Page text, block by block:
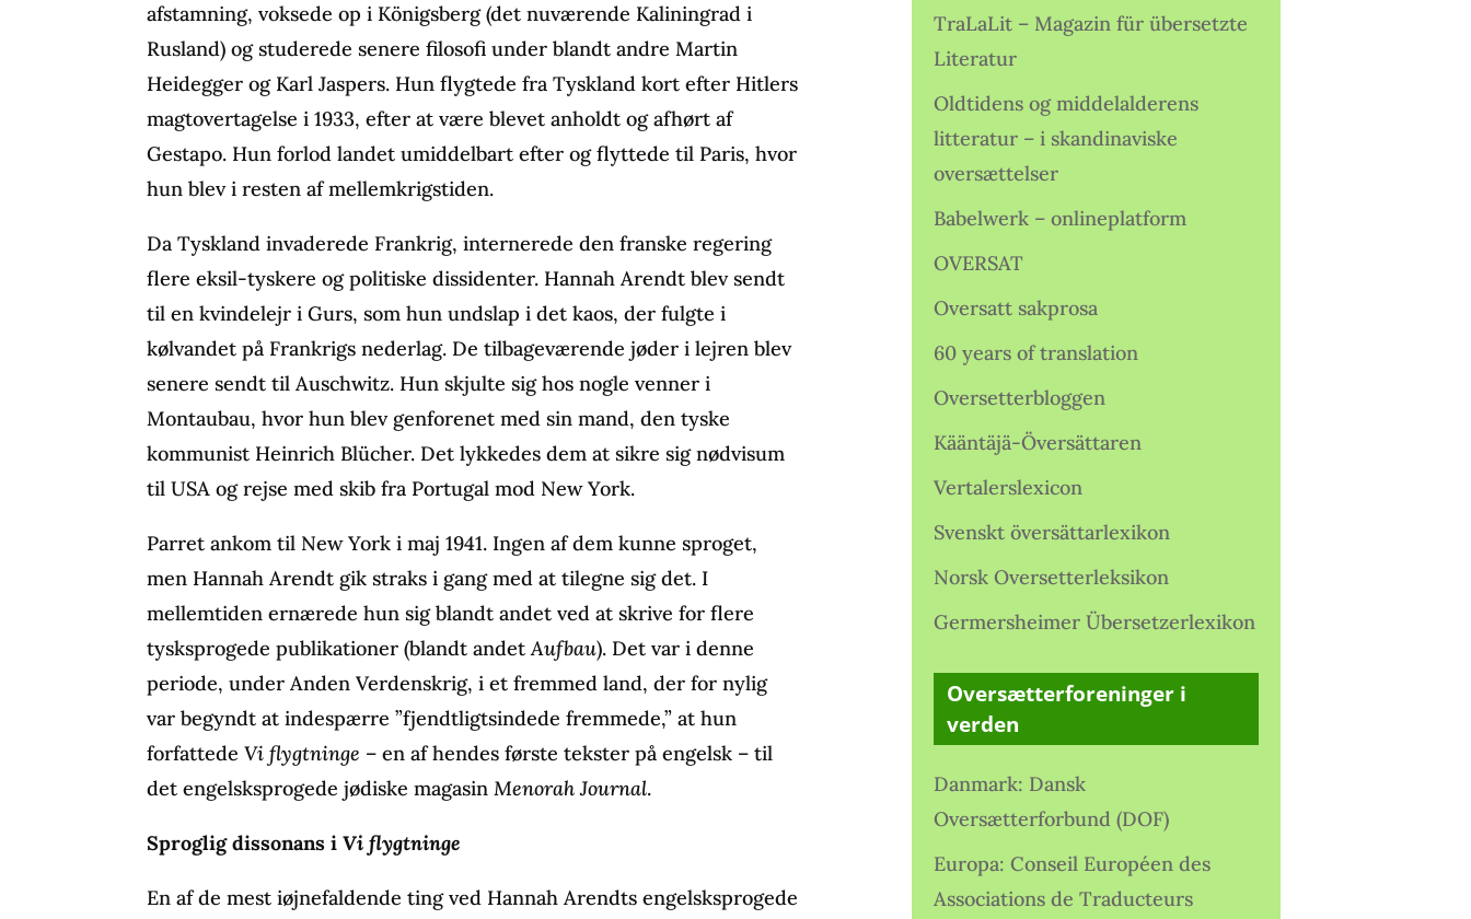
afstamning, voksede op i Königsberg (det nuværende Kaliningrad i
Rusland) og studerede senere filosofi under blandt andre Martin
Heidegger og Karl Jaspers. Hun flygtede fra Tyskland kort efter Hitlers
magtovertagelse i 1933, efter at være blevet anholdt og afhørt af
Gestapo. Hun forlod landet umiddelbart efter og flyttede til Paris, hvor
hun blev i resten af mellemkrigstiden.
Da Tyskland invaderede Frankrig, internerede den franske regering
flere eksil-tyskere og politiske dissidenter. Hannah Arendt blev sendt
til en kvindelejr i Gurs, som hun undslap i det kaos, der fulgte i
kølvandet på Frankrigs nederlag. De tilbageværende jøder i lejren blev
senere sendt til Auschwitz. Hun skjulte sig hos nogle venner i
Montaubau, hvor hun blev genforenet med sin mand, den tyske
kommunist Heinrich Blücher. Det lykkedes dem at sikre sig nødvisum
til USA og rejse med skib fra Portugal mod New York.
Parret ankom til New York i maj 1941. Ingen af dem kunne sproget,
men Hannah Arendt gik straks i gang med at tilegne sig det. I
mellemtiden ernærede hun sig blandt andet ved at skrive for flere
tysksprogede publikationer (blandt andetAufbau). Det var i denne
periode, under Anden Verdenskrig, i et fremmed land, der for nylig
var begyndt at indespærre ”fjendtligtsindede fremmede,” at hun
forfattedeVi flygtninge – en af hendes første tekster på engelsk – til
det engelsksprogede jødiske magasinMenorah Journal.
Sproglig dissonans iVi flygtninge
En af de mest iøjnefaldende ting ved Hannah Arendts engelsksprogede
TraLaLit – Magazin für übersetzte
Literatur
Oldtidens og middelalderens
litteratur – i skandinaviske
oversættelser
Babelwerk – onlineplatform
OVERSAT
Oversatt sakprosa
60 years of translation
Oversetterbloggen
Kääntäjä-Översättaren
Vertalerslexicon
Svenskt översättarlexikon
Norsk Oversetterleksikon
Germersheimer Übersetzerlexikon
Oversætterforeninger i
verden
Danmark: Dansk
Oversætterforbund (DOF)
Europa: Conseil Européen des
Associations de Traducteurs